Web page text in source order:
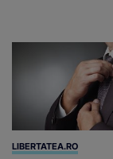
LIBERTATEA.RO